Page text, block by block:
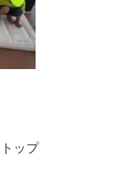
ップ